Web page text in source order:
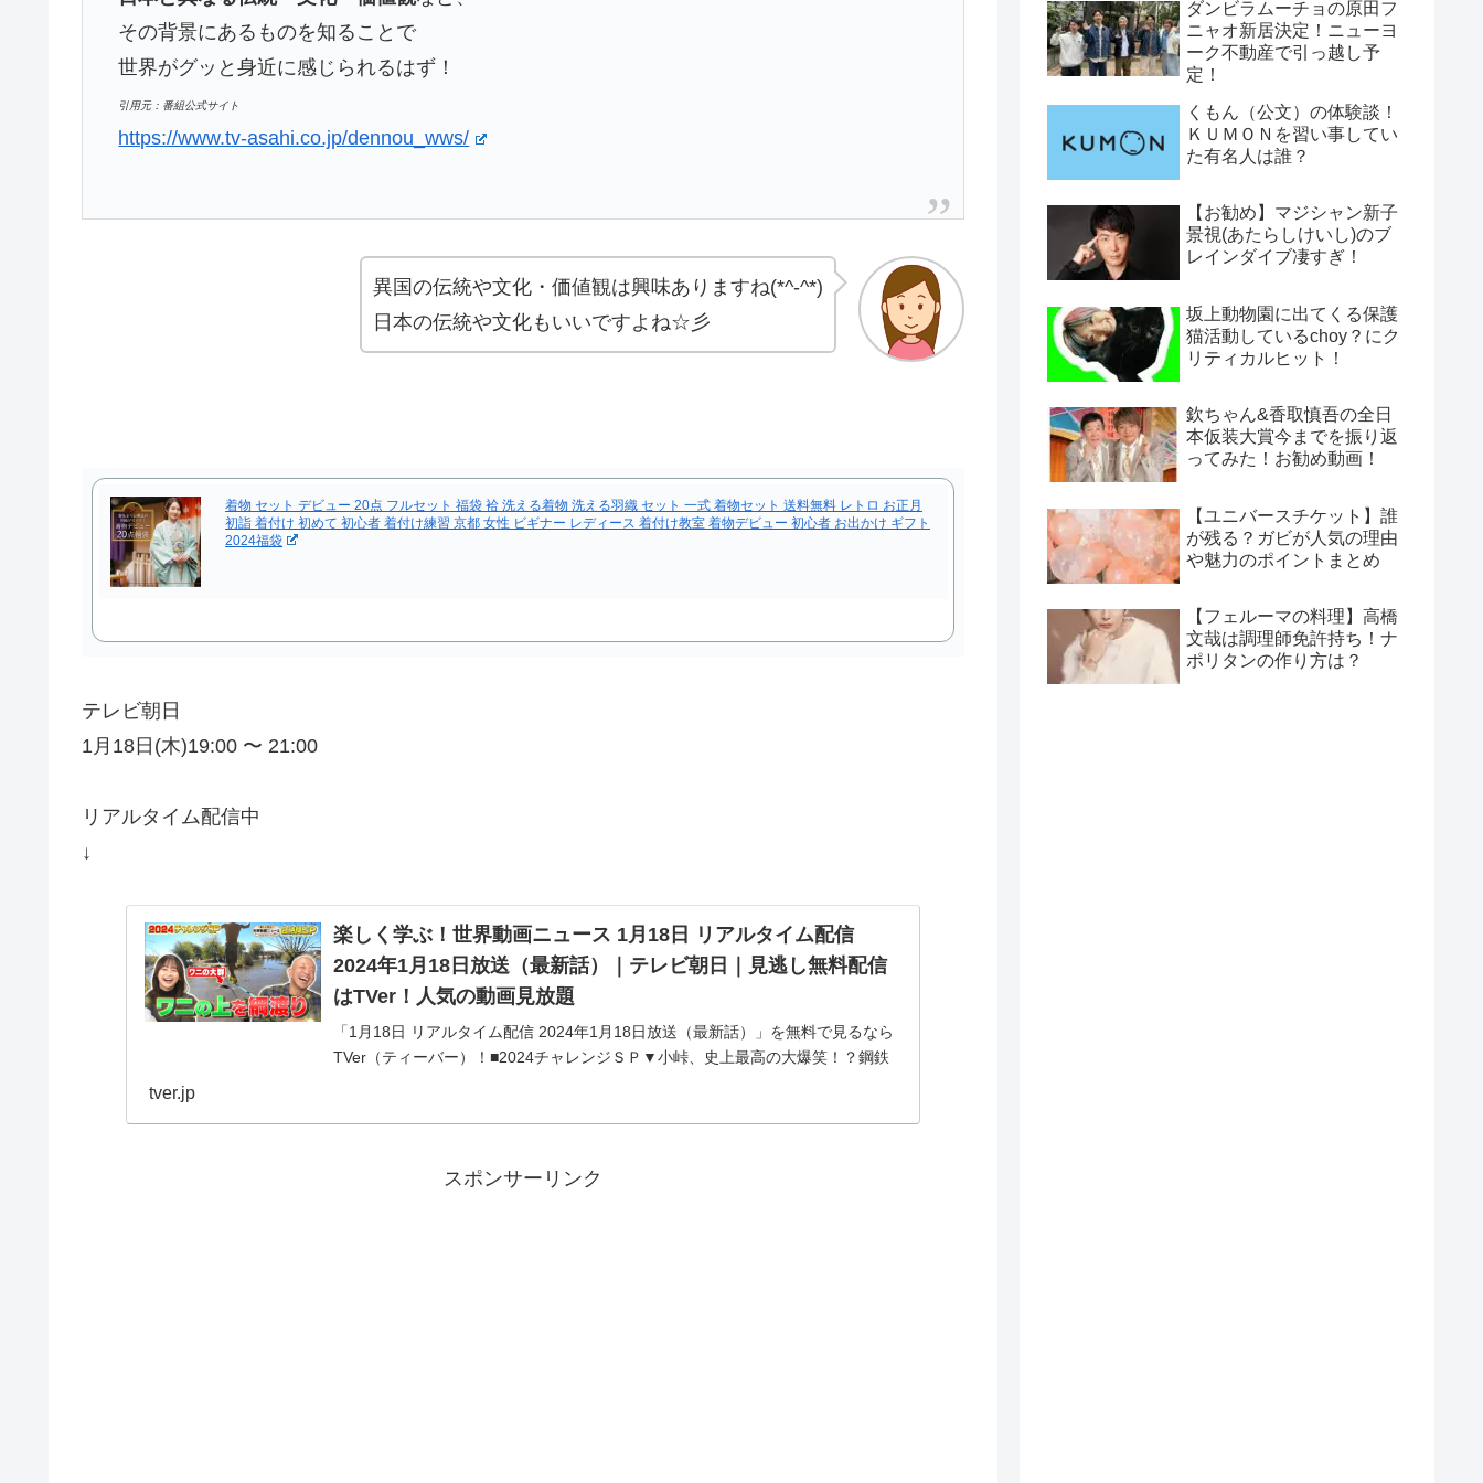
その背景にあるものを知ることで
世界がグッと身近に感じられるはず！
引用元：番組公式サイト
https://www.tv-asahi.co.jp/dennou_wws/
異国の伝統や文化・価値観は興味ありますね(*^-^*)
日本の伝統や文化もいいですよね☆彡
着物 セット デビュー 20点 フルセット 福袋 袷 洗える着物 洗える羽織 セット 一式 着物セット 送料無料 レトロ お正月
初詣 着付け 初めて 初心者 着付け練習 京都 女性 ビギナー レディース 着付け教室 着物デビュー 初心者 お出かけ ギフト
2024福袋
テレビ朝日
1月18日(木)19:00 〜 21:00
リアルタイム配信中
↓
楽しく学ぶ！世界動画ニュース 1月18日 リアルタイム配信
2024年1月18日放送（最新話）｜テレビ朝日｜見逃し無料配信
はTVer！人気の動画見放題
「1月18日 リアルタイム配信 2024年1月18日放送（最新話）」を無料で見るなら
TVer（ティーバー）！■2024チャレンジＳＰ▼小峠、史上最高の大爆笑！？鋼鉄
tver.jp
スポンサーリンク
ダンビラムーチョの原田フ
ニャオ新居決定！ニューヨ
ーク不動産で引っ越し予
定！
くもん（公文）の体験談！
ＫＵＭＯＮを習い事してい
た有名人は誰？
【お勧め】マジシャン新子
景視(あたらしけいし)のブ
レインダイブ凄すぎ！
坂上動物園に出てくる保護
猫活動しているchoy？にク
リティカルヒット！
欽ちゃん&香取慎吾の全日
本仮装大賞今までを振り返
ってみた！お勧め動画！
【ユニバースチケット】誰
が残る？ガビが人気の理由
や魅力のポイントまとめ
【フェルーマの料理】高橋
文哉は調理師免許持ち！ナ
ポリタンの作り方は？